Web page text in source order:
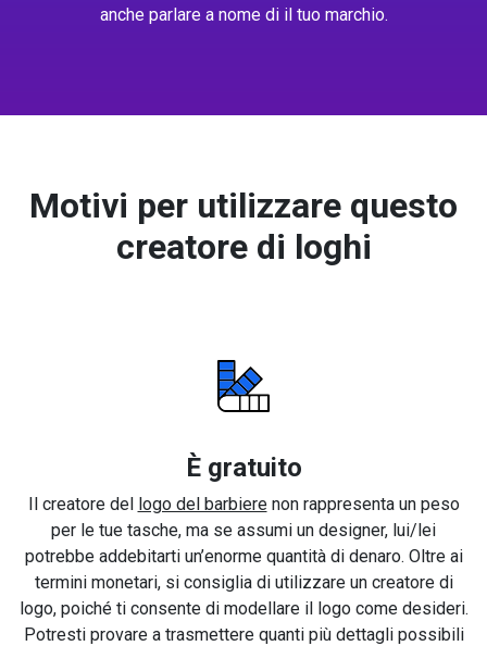
anche parlare a nome di il tuo marchio.
Motivi per utilizzare questo
creatore di loghi
È gratuito
Il creatore del logo del barbierenon rappresenta un peso
per le tue tasche, ma se assumi un designer, lui/lei
potrebbe addebitarti un’enorme quantità di denaro. Oltre ai
termini monetari, si consiglia di utilizzare un creatore di
logo, poiché ti consente di modellare il logo come desideri.
Potresti provare a trasmettere quanti più dettagli possibili